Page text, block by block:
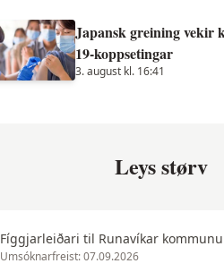
Japansk greining vekir
19-koppsetingar
3. august kl. 16:41
Leys størv
Fíggjarleiðari til Runavíkar kommunu
Umsóknarfreist: 07.09.2026